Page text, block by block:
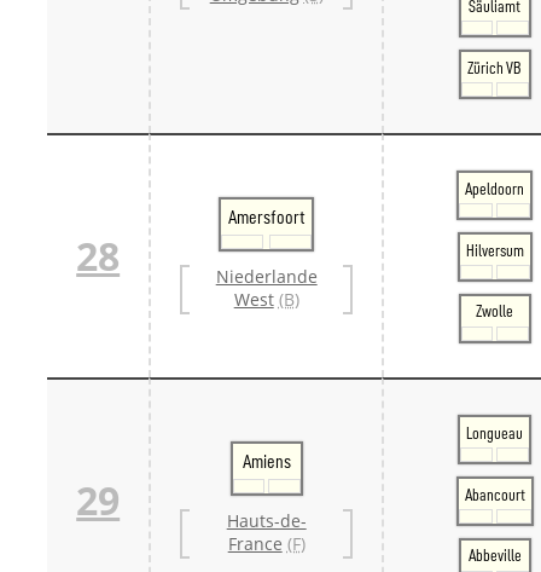
Säuliamt
Zürich VB
28
Amersfoort
Niederlande
West (B)
Apeldoorn
Hilversum
Zwolle
29
Amiens
Hauts-de-
France (F)
Longueau
Abancourt
Abbeville